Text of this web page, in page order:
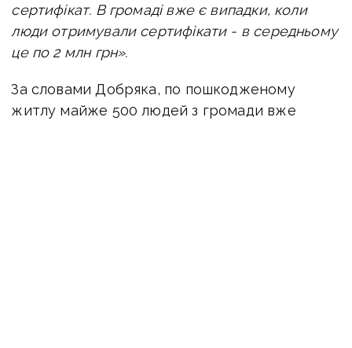
сертифікат. В громаді вже є випадки, коли
люди отримували сертифікати - в середньому
це по 2 млн грн».
За словами Добряка, по пошкодженому
житлу майже 500 людей з громади вже